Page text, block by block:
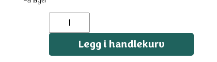
Legg i handlekurv